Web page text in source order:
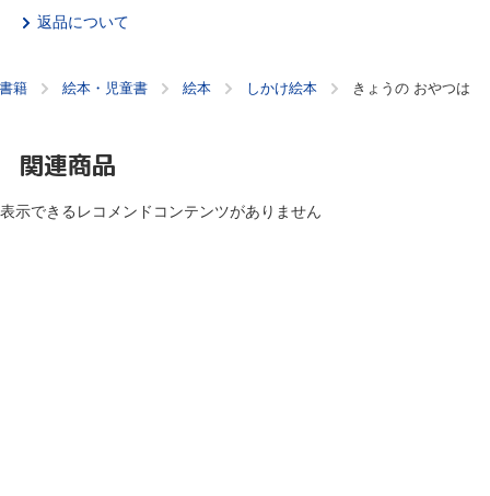
返品について
書籍 絵本・児童書 絵本 しかけ絵本 きょうの おやつは
関連商品
表示できるレコメンドコンテンツがありません